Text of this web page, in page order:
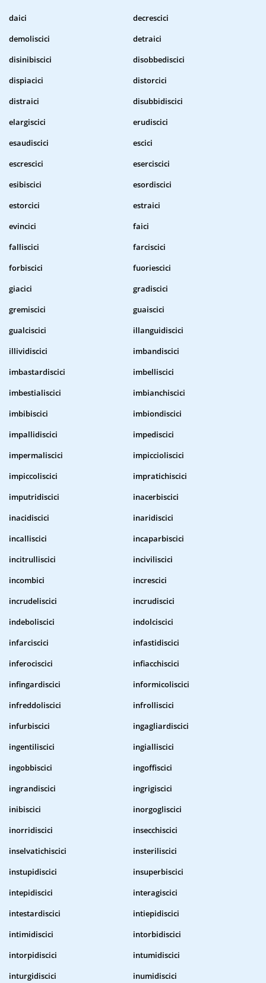
daici
decrescici
demoliscici
detraici
disinibiscici
disobbediscici
dispiacici
distorcici
distraici
disubbidiscici
elargiscici
erudiscici
esaudiscici
escici
escrescici
eserciscici
esibiscici
esordiscici
estorcici
estraici
evincici
faici
falliscici
farciscici
forbiscici
fuoriescici
giacici
gradiscici
gremiscici
guaiscici
gualciscici
illanguidiscici
illividiscici
imbandiscici
imbastardiscici
imbelliscici
imbestialiscici
imbianchiscici
imbibiscici
imbiondiscici
impallidiscici
impediscici
impermaliscici
impiccioliscici
impiccoliscici
impratichiscici
imputridiscici
inacerbiscici
inacidiscici
inaridiscici
incalliscici
incaparbiscici
incitrulliscici
inciviliscici
incombici
increscici
incrudeliscici
incrudiscici
indeboliscici
indolciscici
infarciscici
infastidiscici
inferociscici
infiacchiscici
infingardiscici
informicoliscici
infreddoliscici
infrolliscici
infurbiscici
ingagliardiscici
ingentiliscici
ingialliscici
ingobbiscici
ingoffiscici
ingrandiscici
ingrigiscici
inibiscici
inorgogliscici
inorridiscici
insecchiscici
inselvatichiscici
insteriliscici
instupidiscici
insuperbiscici
intepidiscici
interagiscici
intestardiscici
intiepidiscici
intimidiscici
intorbidiscici
intorpidiscici
intumidiscici
inturgidiscici
inumidiscici